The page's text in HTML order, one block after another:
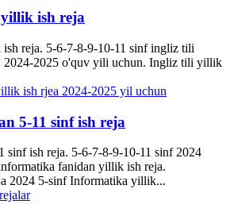
ish reja
reja. 5-6-7-8-9-10-11 sinf ingliz tili
2024-2025 o'quv yili uchun. Ingliz tili yillik
5-11 sinf ish reja
sinf ish reja. 5-6-7-8-9-10-11 sinf 2024
fanidan yillik ish reja.
2024 5-sinf Informatika yillik...